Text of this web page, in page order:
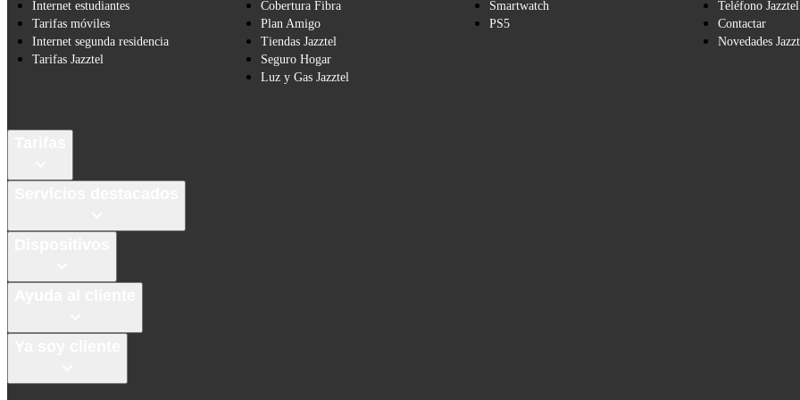
Internet estudiantes
Tarifas móviles
Internet segunda residencia
Tarifas Jazztel
Cobertura Fibra
Plan Amigo
Tiendas Jazztel
Seguro Hogar
Luz y Gas Jazztel
Smartwatch
PS5
Teléfono Jazztel
Contactar
Novedades